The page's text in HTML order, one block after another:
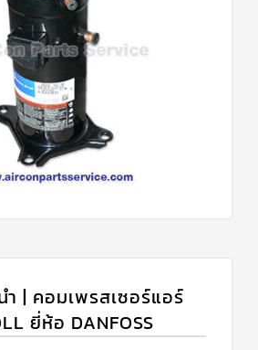
ำ | คอมเพรสเซอร์แอร์
ยี่ห้อ DANFOSS